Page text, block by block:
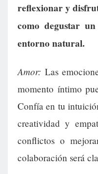
reflexionar y
como degustar
entorno natural.
Amor: Las
momento íntimo
Confía en tu
creatividad y
conflictos o
colaboración será